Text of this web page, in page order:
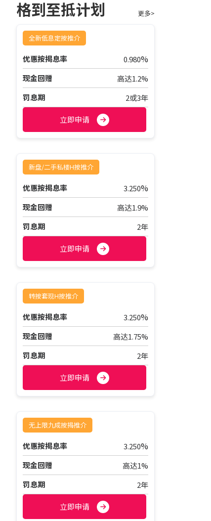
格到至抵计划 更多>
全新低息定按推介
优惠按揭息率 0.980%
现金回赠
高达1.2%
罚息期
2或3年
立即申请
新盘/二手私楼H按推介
优惠按揭息率 3.250%
现金回赠
高达1.9%
罚息期
2年
立即申请
转按套现H按推介
优惠按揭息率 3.250%
现金回赠
高达1.75%
罚息期
2年
立即申请
无上限九成按揭推介
优惠按揭息率 3.250%
现金回赠
高达1%
罚息期
2年
立即申请